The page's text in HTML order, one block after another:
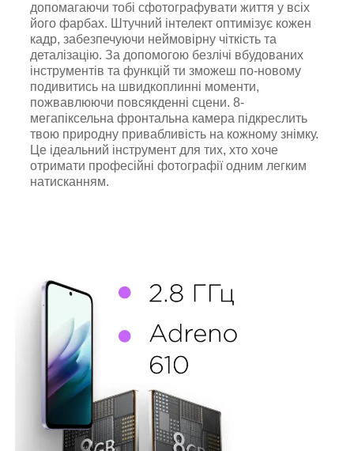
допомагаючи тобі сфотографувати життя у всіх
його фарбах. Штучний інтелект оптимізує кожен
кадр, забезпечуючи неймовірну чіткість та
деталізацію. За допомогою безлічі вбудованих
інструментів та функцій ти зможеш по-новому
подивитись на швидкоплинні моменти,
пожвавлюючи повсякденні сцени. 8-
мегапіксельна фронтальна камера підкреслить
твою природну привабливість на кожному знімку.
Це ідеальний інструмент для тих, хто хоче
отримати професійні фотографії одним легким
натисканням.